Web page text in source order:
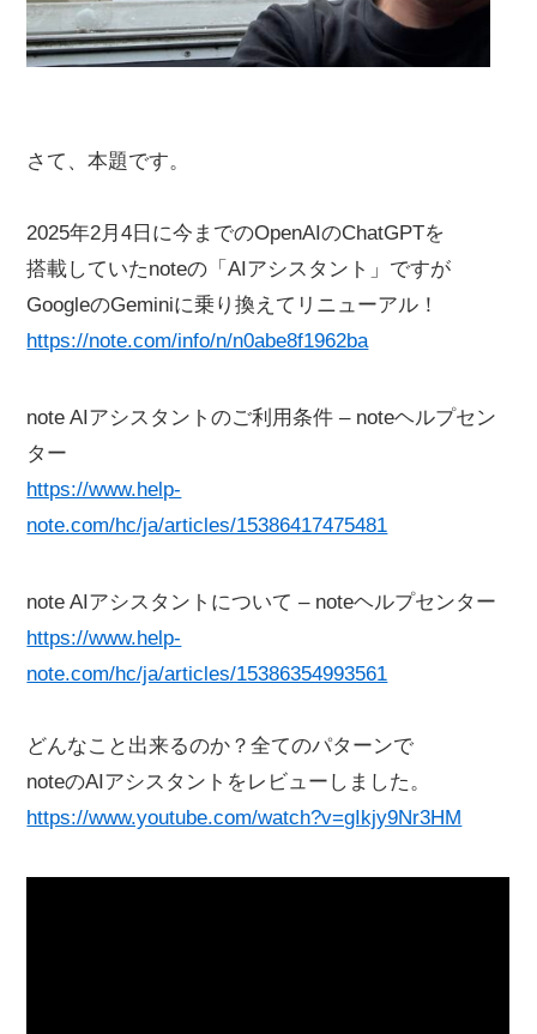
さて、本題です。
2025年2月4日に今までのOpenAIのChatGPTを
搭載していたnoteの「AIアシスタント」ですが
GoogleのGeminiに乗り換えてリニューアル！
https://note.com/info/n/n0abe8f1962ba
note AIアシスタントのご利用条件 – noteヘルプセン
ター
https://www.help-
note.com/hc/ja/articles/15386417475481
note AIアシスタントについて – noteヘルプセンター
https://www.help-
note.com/hc/ja/articles/15386354993561
どんなこと出来るのか？全てのパターンで
noteのAIアシスタントをレビューしました。
https://www.youtube.com/watch?v=gIkjy9Nr3HM